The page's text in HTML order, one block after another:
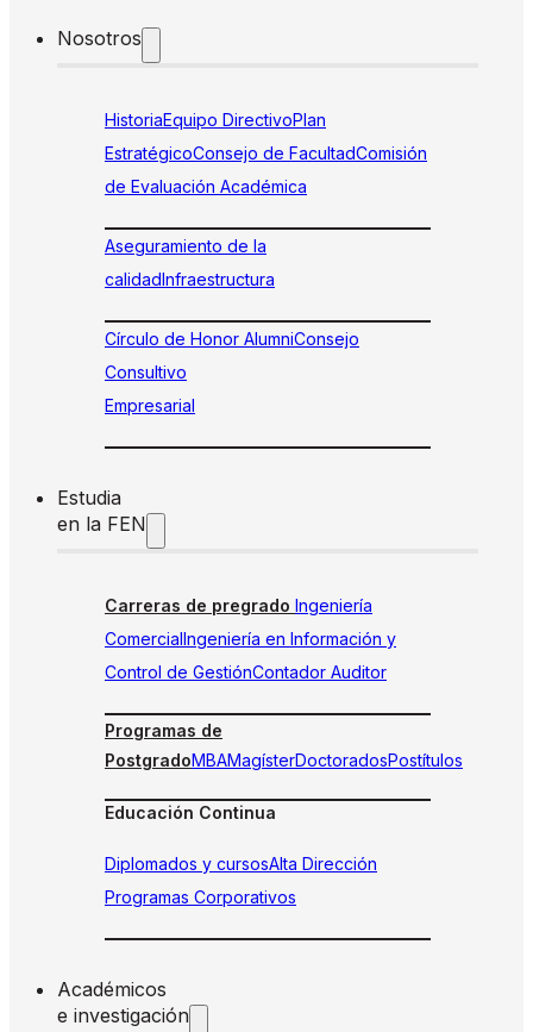
Nosotros
HistoriaEquipo DirectivoPlan
EstratégicoConsejo de FacultadComisión
de Evaluación Académica
Aseguramiento de la
calidadInfraestructura
Círculo de Honor AlumniConsejo
Consultivo
Empresarial
Estudia
en la FEN
Carreras de pregrado Ingeniería
ComercialIngeniería en Información y
Control de GestiónContador Auditor
Programas de
PostgradoMBAMagísterDoctoradosPostítulos
Educación Continua
Diplomados y cursosAlta Dirección
Programas Corporativos
Académicos
e investigación